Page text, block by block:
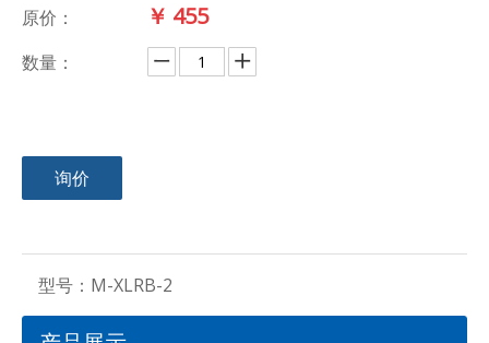
原价： ￥ 455
数量：
询价
型号： M-XLRB-2